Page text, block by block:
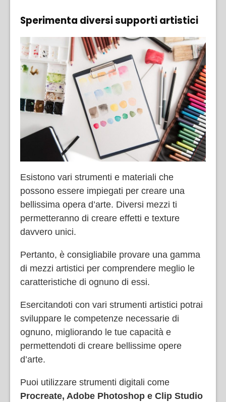
Sperimenta diversi supporti artistici
Esistono vari strumenti e materiali che
possono essere impiegati per creare una
bellissima opera d’arte. Diversi mezzi ti
permetteranno di creare effetti e texture
davvero unici.
Pertanto, è consigliabile provare una gamma
di mezzi artistici per comprendere meglio le
caratteristiche di ognuno di essi.
Esercitandoti con vari strumenti artistici potrai
sviluppare le competenze necessarie di
ognuno, migliorando le tue capacità e
permettendoti di creare bellissime opere
d’arte.
Puoi utilizzare strumenti digitali come
Procreate, Adobe Photoshop e Clip Studio